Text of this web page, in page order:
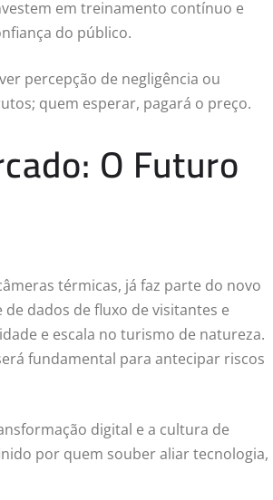
em treinamento contínuo e
do público.
percepção de negligência ou
quem esperar, pagará o preço.
O Futuro
térmicas, já faz parte do novo
dados de fluxo de visitantes e
e escala no turismo de natureza.
fundamental para antecipar riscos
digital e a cultura de
por quem souber aliar tecnologia,